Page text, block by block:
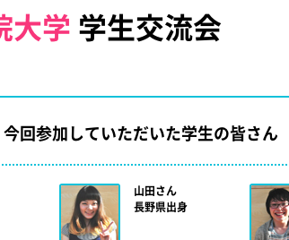
大学 学生交流会
今回参加していただいた学生の皆さん
山田さん
長野県出身